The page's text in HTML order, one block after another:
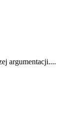
argumentacji....